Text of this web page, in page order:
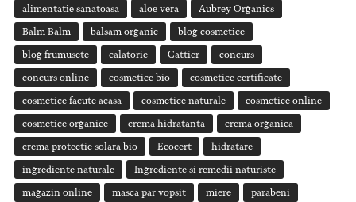
alimentatie sanatoasa aloe vera Aubrey Organics
Balm Balm balsam organic blog cosmetice
blog frumusete calatorie Cattier concurs
concurs online cosmetice bio cosmetice certificate
cosmetice facute acasa cosmetice naturale cosmetice online
cosmetice organice crema hidratanta crema organica
crema protectie solara bio Ecocert hidratare
ingrediente naturale Ingrediente si remedii naturiste
magazin online masca par vopsit miere parabeni